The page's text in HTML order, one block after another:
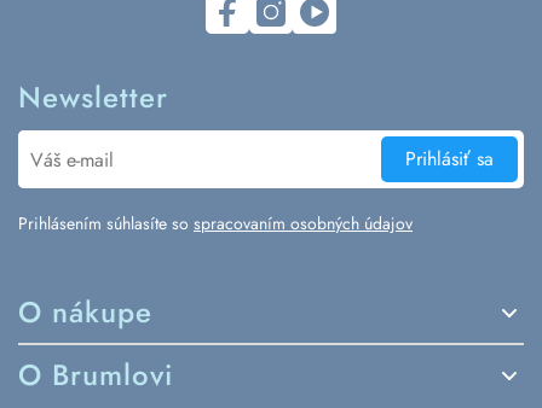
O nákupe
Spôsoby dodania a platby
Vrátenie tovaru a reklamácia
O Brumlovi
Newsletter
Prihlásiť sa
Prihlásením súhlasíte so spracovaním osobných údajov